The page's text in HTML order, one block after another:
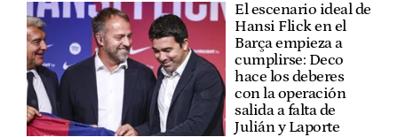
El escenario ideal de
Hansi Flick en el
Barça empieza a
cumplirse: Deco
hace los deberes
con la operación
salida a falta de
Julián y Laporte